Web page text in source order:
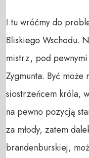
I tu wróćmy do
Bliskiego Wschodu.
mistrz, pod
Zygmunta. Być
siostrzeńcem króla,
na pewno pozycją
za młody, zatem
brandenburskiej,